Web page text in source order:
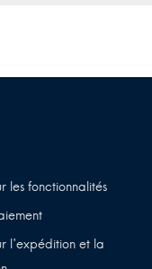
les fonctionnalités
l'expédition et la